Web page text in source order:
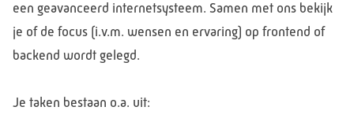
een geavanceerd internetsysteem. Samen met ons bekijk
je of de focus (i.v.m. wensen en ervaring) op frontend of
backend wordt gelegd.
Je taken bestaan o.a. uit: